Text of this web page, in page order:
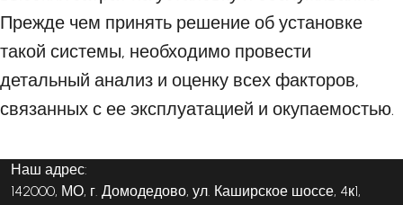
Прежде чем принять решение об установке
такой системы, необходимо провести
детальный анализ и оценку всех факторов,
связанных с ее эксплуатацией и окупаемостью.
Наш адрес:
142000, МО, г. Домодедово, ул. Каширское шоссе, 4к1,